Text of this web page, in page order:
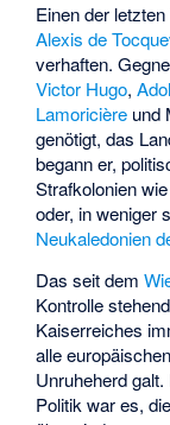
Einen der
Alexis de
verhaften.
Victor Hugo,
Lamoricière und
genötigt, das
begann er,
Strafkolonien
oder, in weniger
Neukaledonien
Das seit dem
Kontrolle
Kaiserreiches
alle
Unruheherd
Politik war es,